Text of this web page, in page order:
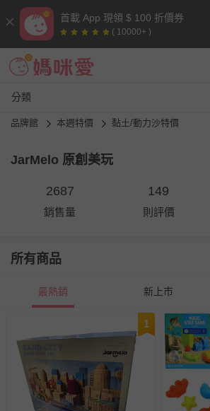
首載 App 現領 $ 100 折價券
( 10000+ )
分類
品牌館 本週特價 黏土/動力沙特價
JarMelo 原創美玩
2687
銷售量
149
則評價
所有商品
最熱銷 新上市
1